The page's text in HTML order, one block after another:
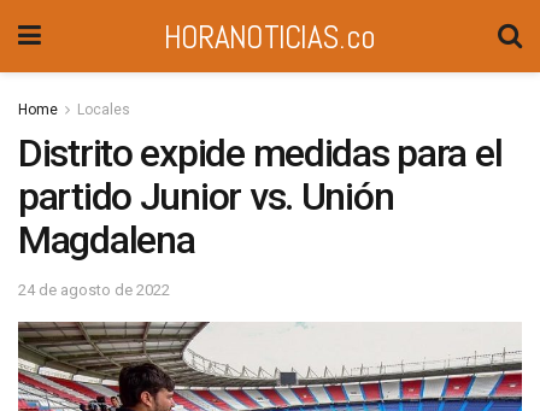
HORANOTICIAS.co
Home Locales
Distrito expide medidas para el
partido Junior vs. Unión
Magdalena
24 de agosto de 2022